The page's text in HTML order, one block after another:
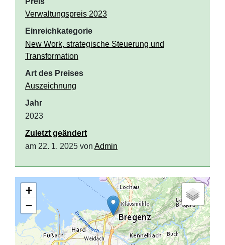
Verwaltungspreis 2023
Einreichkategorie
New Work, strategische Steuerung und
Transformation
Art des Preises
Auszeichnung
Jahr
2023
Zuletzt geändert
am 22. 1. 2025 von Admin
+
−